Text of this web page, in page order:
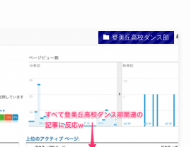
登美丘高校ダンス部